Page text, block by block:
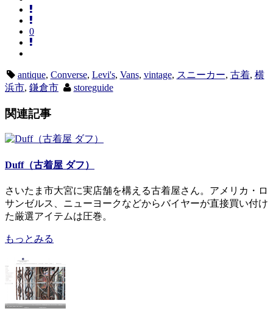
0
antique, Converse, Levi's, Vans, vintage, スニーカー, 古着, 横
浜市, 鎌倉市 storeguide
関連記事
Duff（古着屋 ダフ）
さいたま市大宮に実店舗を構える古着屋さん。アメリカ・ロ
サンゼルス、ニューヨークなどからバイヤーが直接買い付け
た厳選アイテムは圧巻。
もっとみる